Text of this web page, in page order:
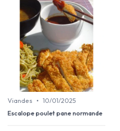
Viandes • 10/01/2025
Escalope poulet pane normande